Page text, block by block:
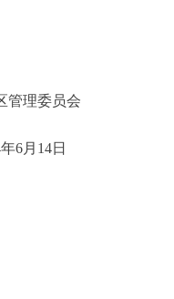
理委员会
6月14日